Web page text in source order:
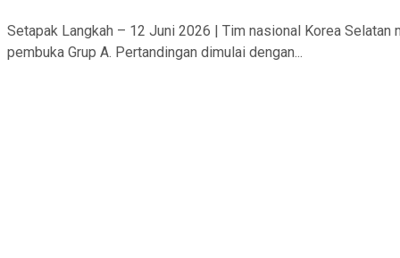
Setapak Langkah – 12 Juni 2026 | Tim nasional Korea
pembuka Grup A. Pertandingan dimulai dengan...